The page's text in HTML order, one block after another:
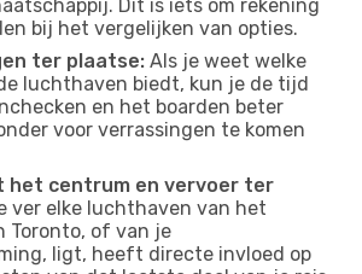
Dit is iets om rekening
bij het vergelijken van opties.
ter plaatse: Als je weet welke
luchthaven biedt, kun je de tijd
en het boarden beter
voor verrassingen te komen
centrum en vervoer ter
ver elke luchthaven van het
Toronto, of van je
ligt, heeft directe invloed op